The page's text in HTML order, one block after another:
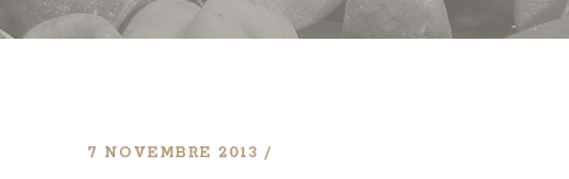
7 NOVEMBRE 2013